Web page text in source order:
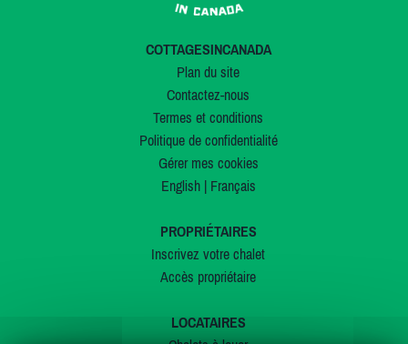
COTTAGESINCANADA
Plan du site
Contactez-nous
Termes et conditions
Politique de confidentialité
Gérer mes cookies
English| Français
PROPRIÉTAIRES
Inscrivez votre chalet
Accès propriétaire
LOCATAIRES